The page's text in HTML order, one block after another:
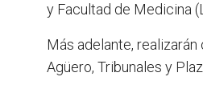
y Facultad de Medicina
Más adelante,
Agüero, Tribunales y